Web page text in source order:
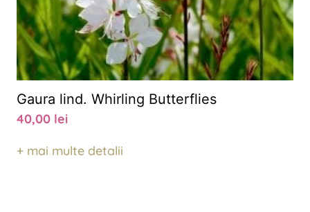
Gaura lind. Whirling Butterflies
40,00 lei
+ mai multe detalii